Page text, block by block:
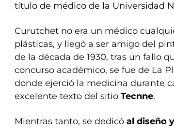
título de médico de la Universidad
Curutchet no era un médico
plásticas, y llegó a ser amigo del
de la década de 1930, tras un fallo
concurso académico, se fue de La
donde ejerció la medicina durante
excelente texto del sitio Tecnne.
Mientras tanto, se dedicó al diseño